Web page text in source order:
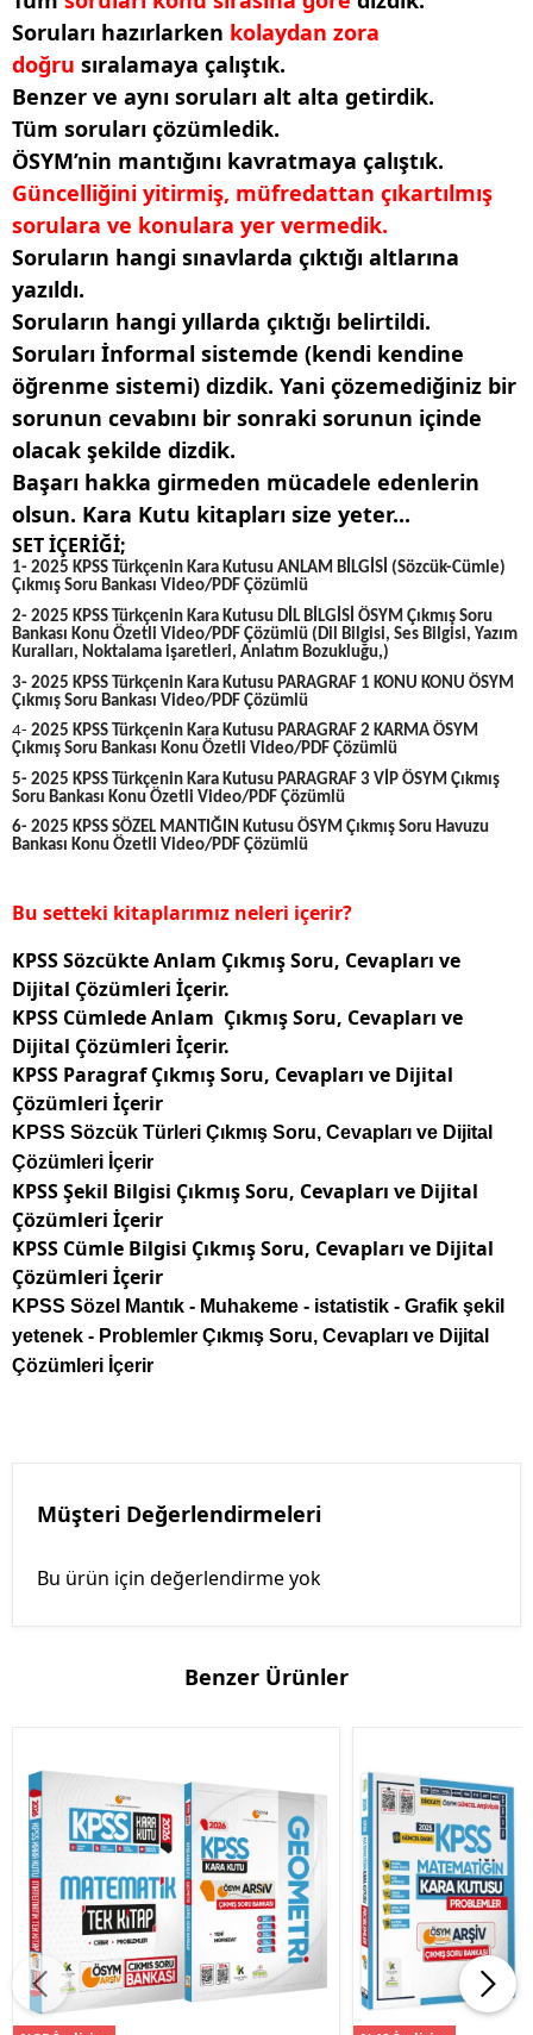
Soruları hazırlarken kolaydan zora
doğru sıralamaya çalıştık.
Benzer ve aynı soruları alt alta getirdik.
Tüm soruları çözümledik.
ÖSYM’nin mantığını kavratmaya çalıştık.
Güncelliğini yitirmiş, müfredattan çıkartılmış
sorulara ve konulara yer vermedik.
Soruların hangi sınavlarda çıktığı altlarına
yazıldı.
Soruların hangi yıllarda çıktığı belirtildi.
Soruları İnformal sistemde (kendi kendine
öğrenme sistemi) dizdik. Yani çözemediğiniz bir
sorunun cevabını bir sonraki sorunun içinde
olacak şekilde dizdik.
Başarı hakka girmeden mücadele edenlerin
olsun. Kara Kutu kitapları size yeter...
SET İÇERİĞİ;
1- 2025 KPSS Türkçenin Kara Kutusu ANLAM BİLGİSİ (Sözcük-Cümle)
Çıkmış Soru Bankası Video/PDF Çözümlü
2- 2025 KPSS Türkçenin Kara Kutusu DİL BİLGİSİ ÖSYM Çıkmış Soru
Bankası Konu Özetli Video/PDF Çözümlü (Dil Bilgisi, Ses Bilgisi, Yazım
Kuralları, Noktalama işaretleri, Anlatım Bozukluğu,)
3- 2025 KPSS Türkçenin Kara Kutusu PARAGRAF 1 KONU KONU ÖSYM
Çıkmış Soru Bankası Video/PDF Çözümlü
4- 2025 KPSS Türkçenin Kara Kutusu PARAGRAF 2 KARMA ÖSYM
Çıkmış Soru Bankası Konu Özetli Video/PDF Çözümlü
5- 2025 KPSS Türkçenin Kara Kutusu PARAGRAF 3 VİP ÖSYM Çıkmış
Soru Bankası Konu Özetli Video/PDF Çözümlü
6- 2025 KPSS SÖZEL MANTIĞIN Kutusu ÖSYM Çıkmış Soru Havuzu
Bankası Konu Özetli Video/PDF Çözümlü
Bu setteki kitaplarımız neleri içerir?
KPSS Sözcükte Anlam Çıkmış Soru, Cevapları ve
Dijital Çözümleri İçerir.
KPSS CümledeAnlam Çıkmış Soru, Cevapları ve
Dijital Çözümleri İçerir.
KPSS Paragraf Çıkmış Soru, Cevapları ve Dijital
Çözümleri İçerir
KPSS Sözcük Türleri Çıkmış Soru, Cevapları ve Dijital
Çözümleri İçerir
KPSSŞekil Bilgisi Çıkmış Soru, Cevapları ve Dijital
Çözümleri İçerir
KPSS Cümle Bilgisi Çıkmış Soru, Cevapları ve Dijital
Çözümleri İçerir
KPSS Sözel Mantık - Muhakeme - istatistik - Grafik şekil
yetenek - Problemler Çıkmış Soru, Cevapları ve Dijital
Çözümleri İçerir
Müşteri Değerlendirmeleri
Bu ürün için değerlendirme yok
Benzer Ürünler